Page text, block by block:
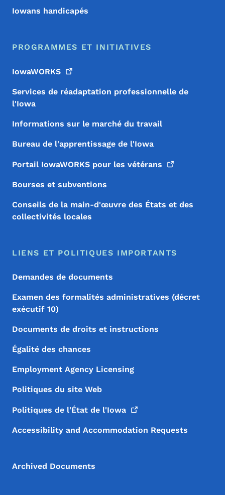
Iowans handicapés
PROGRAMMES ET INITIATIVES
IowaWORKS
Services de réadaptation professionnelle de
l'Iowa
Informations sur le marché du travail
Bureau de l'apprentissage de l'Iowa
Portail IowaWORKS pour les vétérans
Bourses et subventions
Conseils de la main-d'œuvre des États et des
collectivités locales
LIENS ET POLITIQUES IMPORTANTS
Demandes de documents
Examen des formalités administratives (décret
exécutif 10)
Documents de droits et instructions
Égalité des chances
Employment Agency Licensing
Politiques du site Web
Politiques de l'État de l'Iowa
Accessibility and Accommodation Requests
Archived Documents